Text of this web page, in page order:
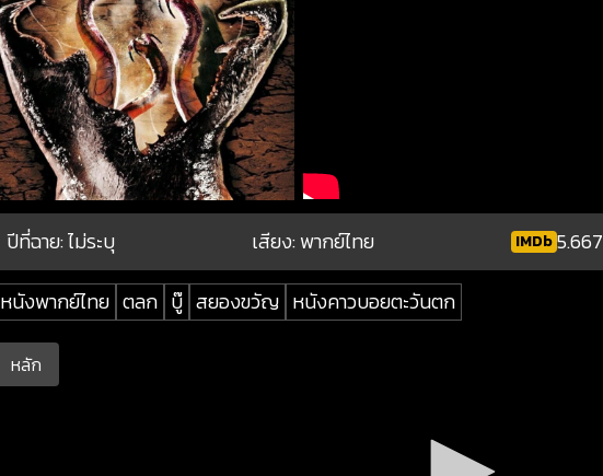
ปีที่ฉาย:ไม่ระบุ เสียง: พากย์ไทย IMDb5.667
หนังพากย์ไทย ตลก บู๊ สยองขวัญ หนังคาวบอยตะวันตก
หลัก